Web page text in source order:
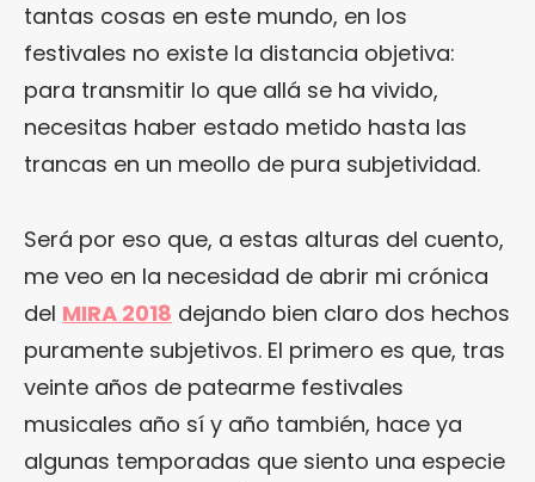
tantas cosas en este mundo, en los
festivales no existe la distancia objetiva:
para transmitir lo que allá se ha vivido,
necesitas haber estado metido hasta las
trancas en un meollo de pura subjetividad.
Será por eso que, a estas alturas del cuento,
me veo en la necesidad de abrir mi crónica
del MIRA 2018 dejando bien claro dos hechos
puramente subjetivos. El primero es que, tras
veinte años de patearme festivales
musicales año sí y año también, hace ya
algunas temporadas que siento una especie